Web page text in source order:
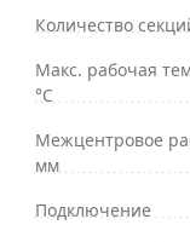
Количество
Макс. рабочая
°С
Межцентровое
мм
Подключение